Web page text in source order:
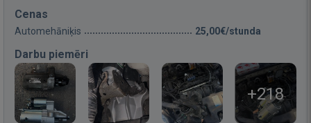
Cenas
Automehāniķis 25,00€/stunda
Darbu piemēri
+218